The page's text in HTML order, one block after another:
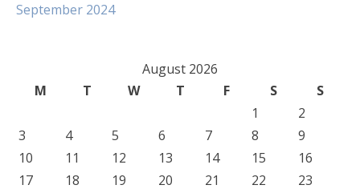
September 2024
August 2026
M
T W T F S
S
1
2
3
4 5 6 7 8
9
10
11 12 13 14 15
16
17
18 19 20 21 22
23